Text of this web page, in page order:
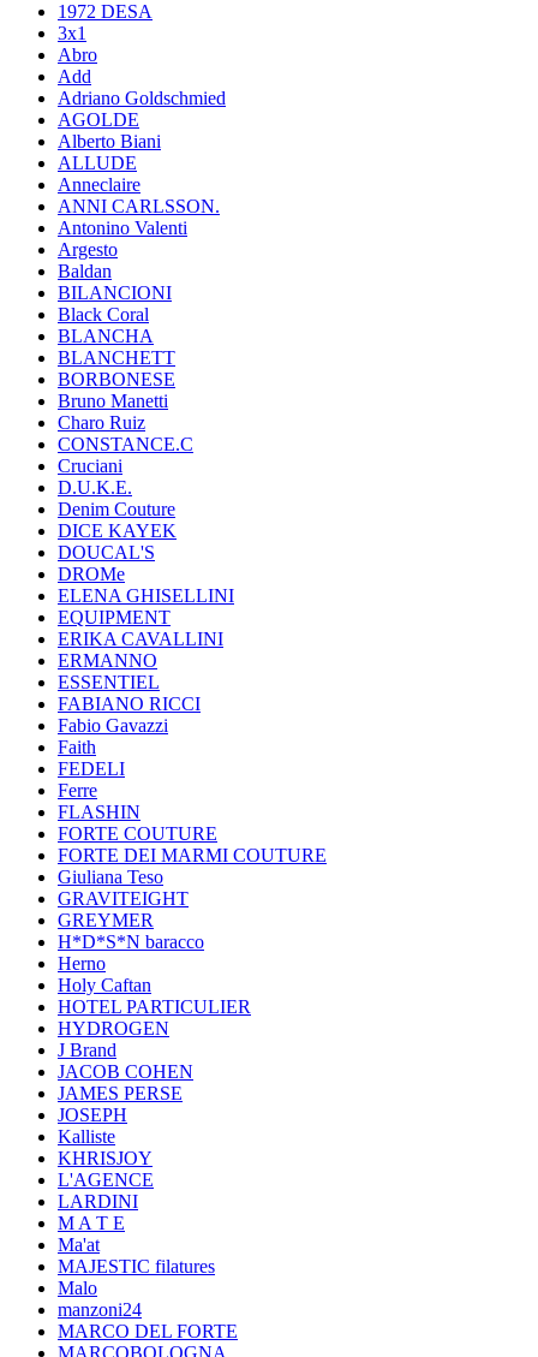
1972 DESA
3x1
Abro
Add
Adriano Goldschmied
AGOLDE
Alberto Biani
ALLUDE
Anneclaire
ANNI CARLSSON.
Antonino Valenti
Argesto
Baldan
BILANCIONI
Black Coral
BLANCHA
BLANCHETT
BORBONESE
Bruno Manetti
Charo Ruiz
CONSTANCE.C
Cruciani
D.U.K.E.
Denim Couture
DICE KAYEK
DOUCAL'S
DROMe
ELENA GHISELLINI
EQUIPMENT
ERIKA CAVALLINI
ERMANNO
ESSENTIEL
FABIANO RICCI
Fabio Gavazzi
Faith
FEDELI
Ferre
FLASHIN
FORTE COUTURE
FORTE DEI MARMI COUTURE
Giuliana Teso
GRAVITEIGHT
GREYMER
H*D*S*N baracco
Herno
Holy Caftan
HOTEL PARTICULIER
HYDROGEN
J Brand
JACOB COHEN
JAMES PERSE
JOSEPH
Kalliste
KHRISJOY
L'AGENCE
LARDINI
M A T E
Ma'at
MAJESTIC filatures
Malo
manzoni24
MARCO DEL FORTE
MARCOBOLOGNA